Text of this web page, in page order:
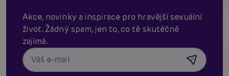
Akce, novinky a inspirace pro hravější sexuální
život. Žádný spam, jen to, co tě skutěčně
zajímá.